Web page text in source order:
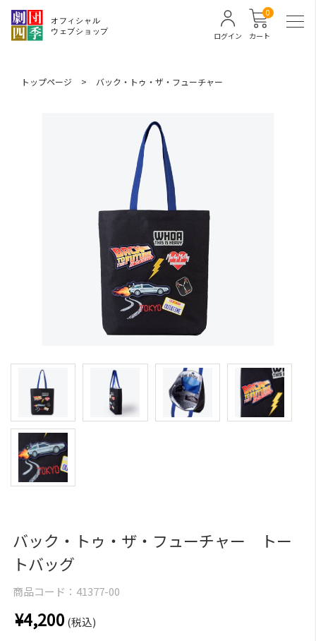
カート
0
ログイン
トップページ > バック・トゥ・ザ・フューチャー
バック・トゥ・ザ・フューチャー トー
トバッグ
商品コード： 41377-00
¥4,200 (税込)